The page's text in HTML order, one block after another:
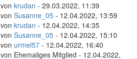
krudan - 29.03.2022, 11:39
Susanne_05 - 12.04.2022, 13:59
krudan - 12.04.2022, 14:35
Susanne_05 - 12.04.2022, 15:10
urmel57 - 12.04.2022, 16:40
Ehemaliges Mitglied - 12.04.2022,